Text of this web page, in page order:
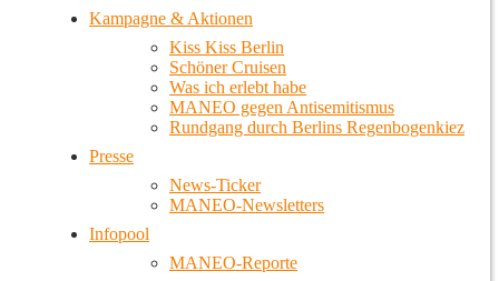
Kampagne & Aktionen
Kiss Kiss Berlin
Schöner Cruisen
Was ich erlebt habe
MANEO gegen Antisemitismus
Rundgang durch Berlins Regenbogenkiez
Presse
News-Ticker
MANEO-Newsletters
Infopool
MANEO-Reporte